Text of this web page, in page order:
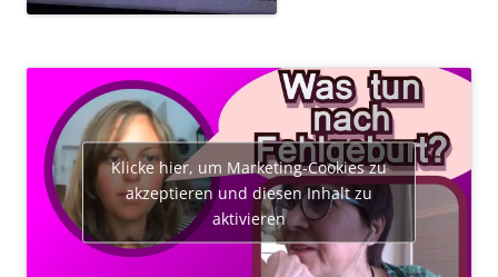
Klicke hier, um Marketing-Cookies zu
akzeptieren und diesen Inhalt zu
aktivieren